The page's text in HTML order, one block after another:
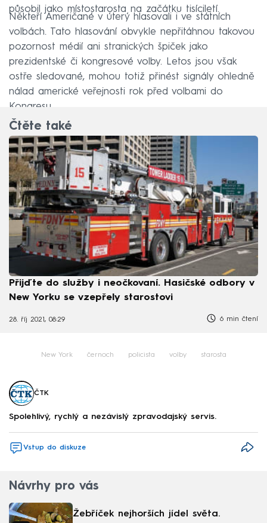
působil jako místostarosta na začátku tisíciletí.
Někteří Američané v úterý hlasovali i ve státních
volbách. Tato hlasování obvykle nepřitáhnou takovou
pozornost médií ani stranických špiček jako
prezidentské či kongresové volby. Letos jsou však
ostře sledované, mohou totiž přinést signály ohledně
nálad americké veřejnosti rok před volbami do
Kongresu.
Čtěte také
Přijďte do služby i neočkovaní. Hasičské odbory v
New Yorku se vzepřely starostovi
28. říj 2021, 08:29 6 min čtení
New York černoch policista volby starosta
ČTK
Spolehlivý, rychlý a nezávislý zpravodajský servis.
Vstup do diskuze
Návrhy pro vás
Žebříček nejhorších jídel světa.